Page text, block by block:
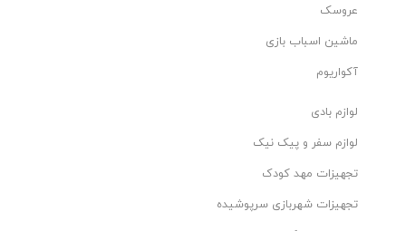
عروسک
ماشین اسباب بازی
آکواریوم
لوازم بادی
لوازم سفر و پیک نیک
تجهیزات مهد کودک
تجهیزات شهربازی سرپوشیده